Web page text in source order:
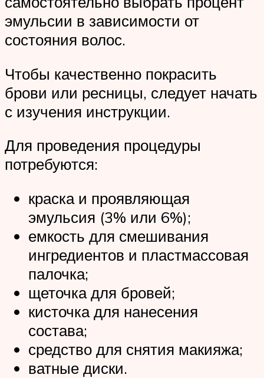
эмульсии в зависимости от
состояния волос.
Чтобы качественно покрасить
брови или ресницы, следует начать
с изучения инструкции.
Для проведения процедуры
потребуются:
краска и проявляющая
эмульсия (3% или 6%);
емкость для смешивания
ингредиентов и пластмассовая
палочка;
щеточка для бровей;
кисточка для нанесения
состава;
средство для снятия макияжа;
ватные диски.